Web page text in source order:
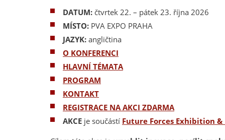
DATUM: čtvrtek 22. – pátek 23. října 2026
MÍSTO: PVA EXPO PRAHA
JAZYK: angličtina
O KONFERENCI
HLAVNÍ TÉMATA
PROGRAM
KONTAKT
REGISTRACE NA AKCI ZDARMA
AKCE je součástí Future Forces Exhibition &